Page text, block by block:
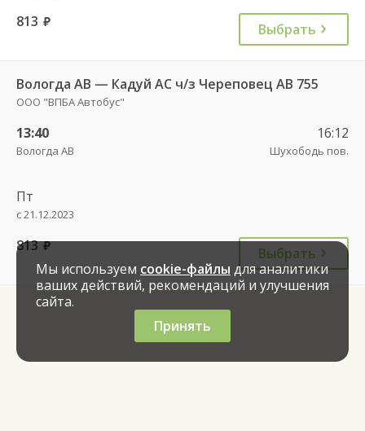
813 руб. Выбрать
Вологда АВ — Кадуй АС ч/з Череповец АВ 755
ООО "ВПБА Автобус"
13:40
Вологда АВ
16:12
Шухободь пов.
Пт
с 21.12.2023
813 руб.
Выбрать
Мы используем cookie-файлы для аналитики
ваших действий, рекомендаций и улучшения
сайта.
Принять